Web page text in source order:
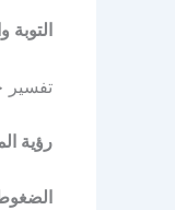
التوبة
تفسير
رؤية